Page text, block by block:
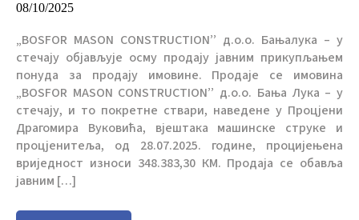
08/10/2025
„BOSFOR MASON CONSTRUCTION’’ д.о.о. Бањалука – у
стечају објављује осму продају јавним прикупљањем
понуда за продају имовине. Продаје се имовина
„BOSFOR MASON CONSTRUCTION’’ д.о.о. Бања Лука – у
стечају, и то покретне ствари, наведене у Процјени
Драгомира Вуковића, вјештака машинске струке и
процјенитеља, од 28.07.2025. године, процијењена
вриједност износи 348.383,30 КМ. Продаја се обавља
јавним […]